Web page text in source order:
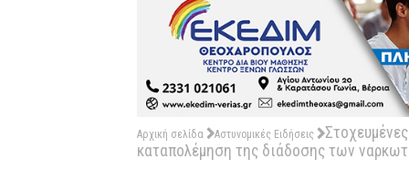
Αρχική σελίδα Αστυνομικές Ειδήσεις
καταπολέμηση της διάδοσης των